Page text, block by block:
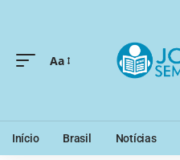
Aa
Início Brasil Notícias